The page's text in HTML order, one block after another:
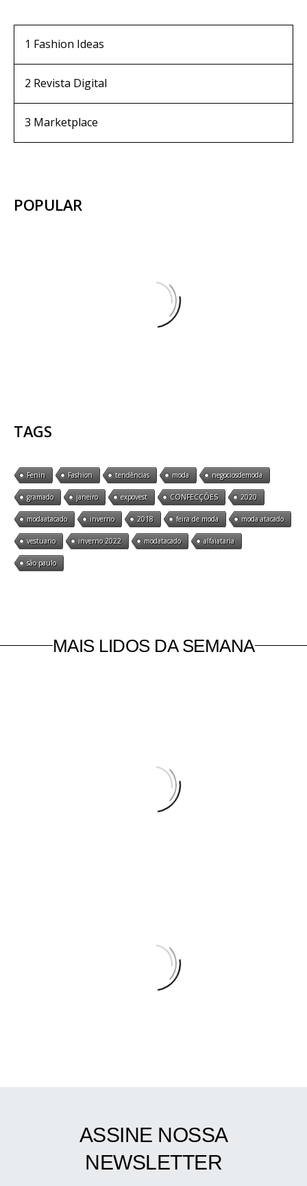
1 Fashion Ideas
2 Revista Digital
3 Marketplace
POPULAR
TAGS
Fenin Fashion tendências moda negociosdemoda
gramado janeiro expovest CONFECÇÕES 2020
modaatacado inverno 2018 feira de moda moda atacado
vestuario inverno 2022 modatacado alfaiataria
são paulo
MAIS LIDOS DA SEMANA
ASSINE NOSSA
NEWSLETTER